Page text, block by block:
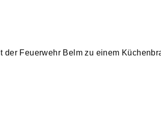
Feuerwehr Belm zu einem